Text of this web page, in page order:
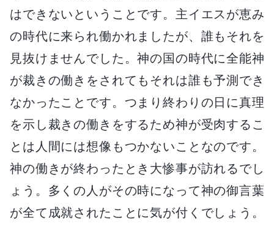
はできないということです。主イエスが恵み
の時代に来られ働かれましたが、誰もそれを
見抜けませんでした。神の国の時代に全能神
が裁きの働きをされてもそれは誰も予測でき
なかったことです。つまり終わりの日に真理
を示し裁きの働きをするため神が受肉するこ
とは人間には想像もつかないことなのです。
神の働きが終わったとき大惨事が訪れるでし
ょう。多くの人がその時になって神の御言葉
が全て成就されたことに気が付くでしょう。